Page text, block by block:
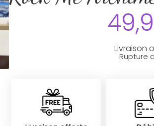
Livraison
Rupture